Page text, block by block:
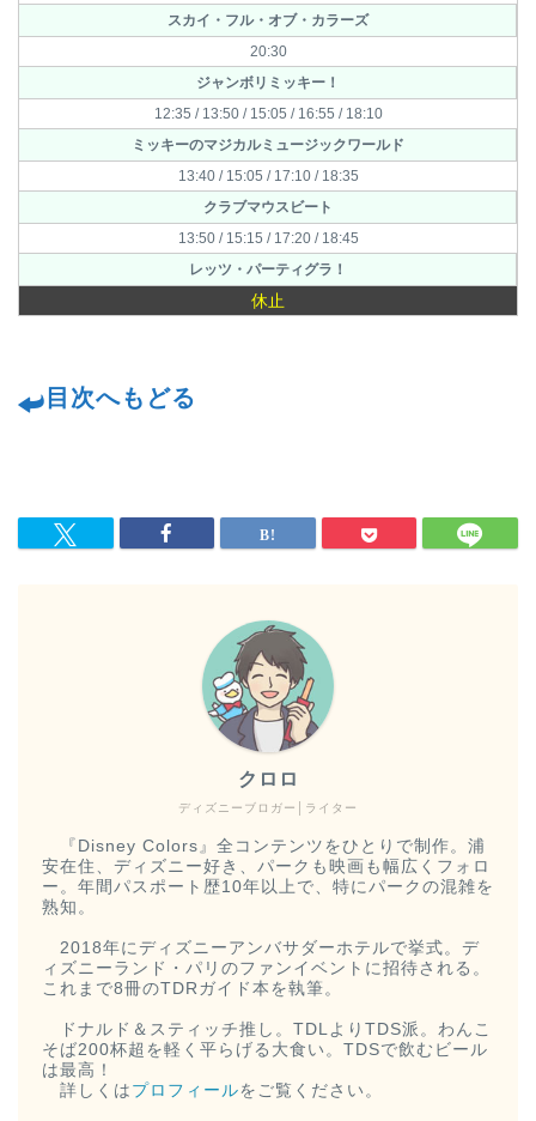
スカイ・フル・オブ・カラーズ
20:30
ジャンボリミッキー！
12:35 / 13:50 / 15:05 / 16:55 / 18:10
ミッキーのマジカルミュージックワールド
13:40 / 15:05 / 17:10 / 18:35
クラブマウスビート
13:50 / 15:15 / 17:20 / 18:45
レッツ・パーティグラ！
休止
目次へもどる
ディズニーブロガー│ライター
クロロ
『Disney Colors』全コンテンツをひとりで制作。浦
安在住、ディズニー好き、パークも映画も幅広くフォロ
ー。年間パスポート歴10年以上で、特にパークの混雑を
熟知。
2018年にディズニーアンバサダーホテルで挙式。デ
ィズニーランド・パリのファンイベントに招待される。
これまで8冊のTDRガイド本を執筆。
ドナルド＆スティッチ推し。TDLよりTDS派。わんこ
そば200杯超を軽く平らげる大食い。TDSで飲むビール
は最高！
詳しくは プロフィールをご覧ください。